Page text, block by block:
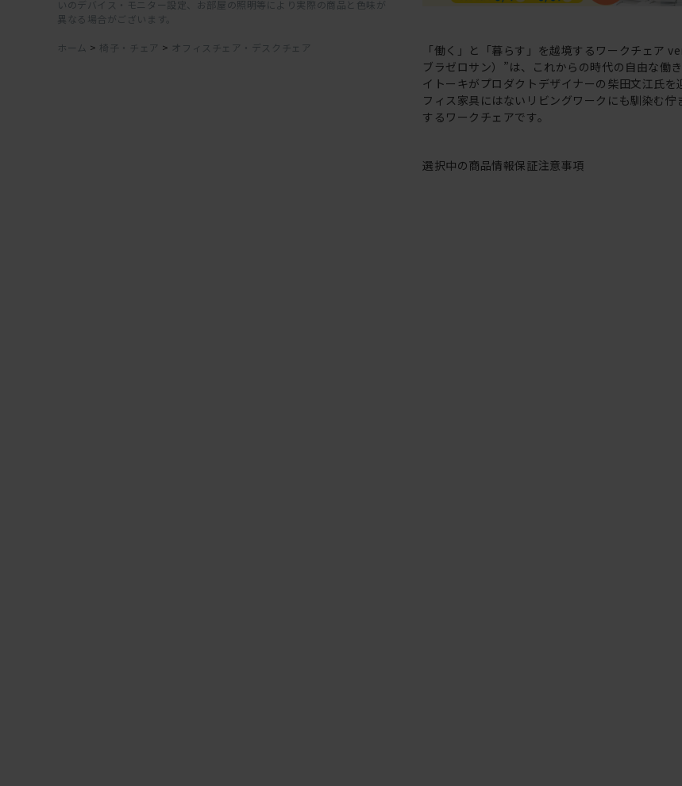
いのデバイス・モニター設定、お部屋の照明等により実際の商品と色味が
異なる場合がございます。
ホーム > 椅子・チェア > オフィスチェア・デスクチェア
「働く」と「暮らす」を越境するワークチェア
ブラゼロサン）”は、これからの時代の自由な働き
イトーキがプロダクトデザイナーの柴田文江氏を
フィス家具にはないリビングワークにも馴染む佇
するワークチェアです。
選択中の商品情報保証注意事項